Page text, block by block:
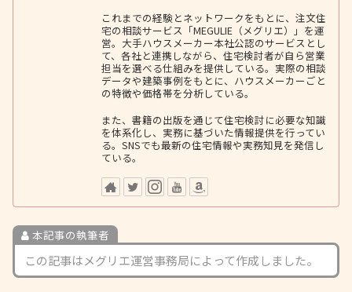
これまでの経験とネットワークをもとに、注文住
宅の相談サービス「MEGULIE（メグリエ）」を運
営。大手ハウスメーカー本社公認のサービスとし
て、各社と連携しながら、住宅検討者が自ら営業
担当を選べる仕組みを提供している。実際の相談
データや建築事例をもとに、ハウスメーカーごと
の特徴や価格帯を分析している。
また、書籍の出版を通じて住宅検討に必要な知識
を体系化し、実務に基づいた情報提供を行ってい
る。SNSでも最新の住宅情報や実務知見を発信し
ている。
本記事の執筆者
この記事はメグリエ運営事務局によって作成しました。